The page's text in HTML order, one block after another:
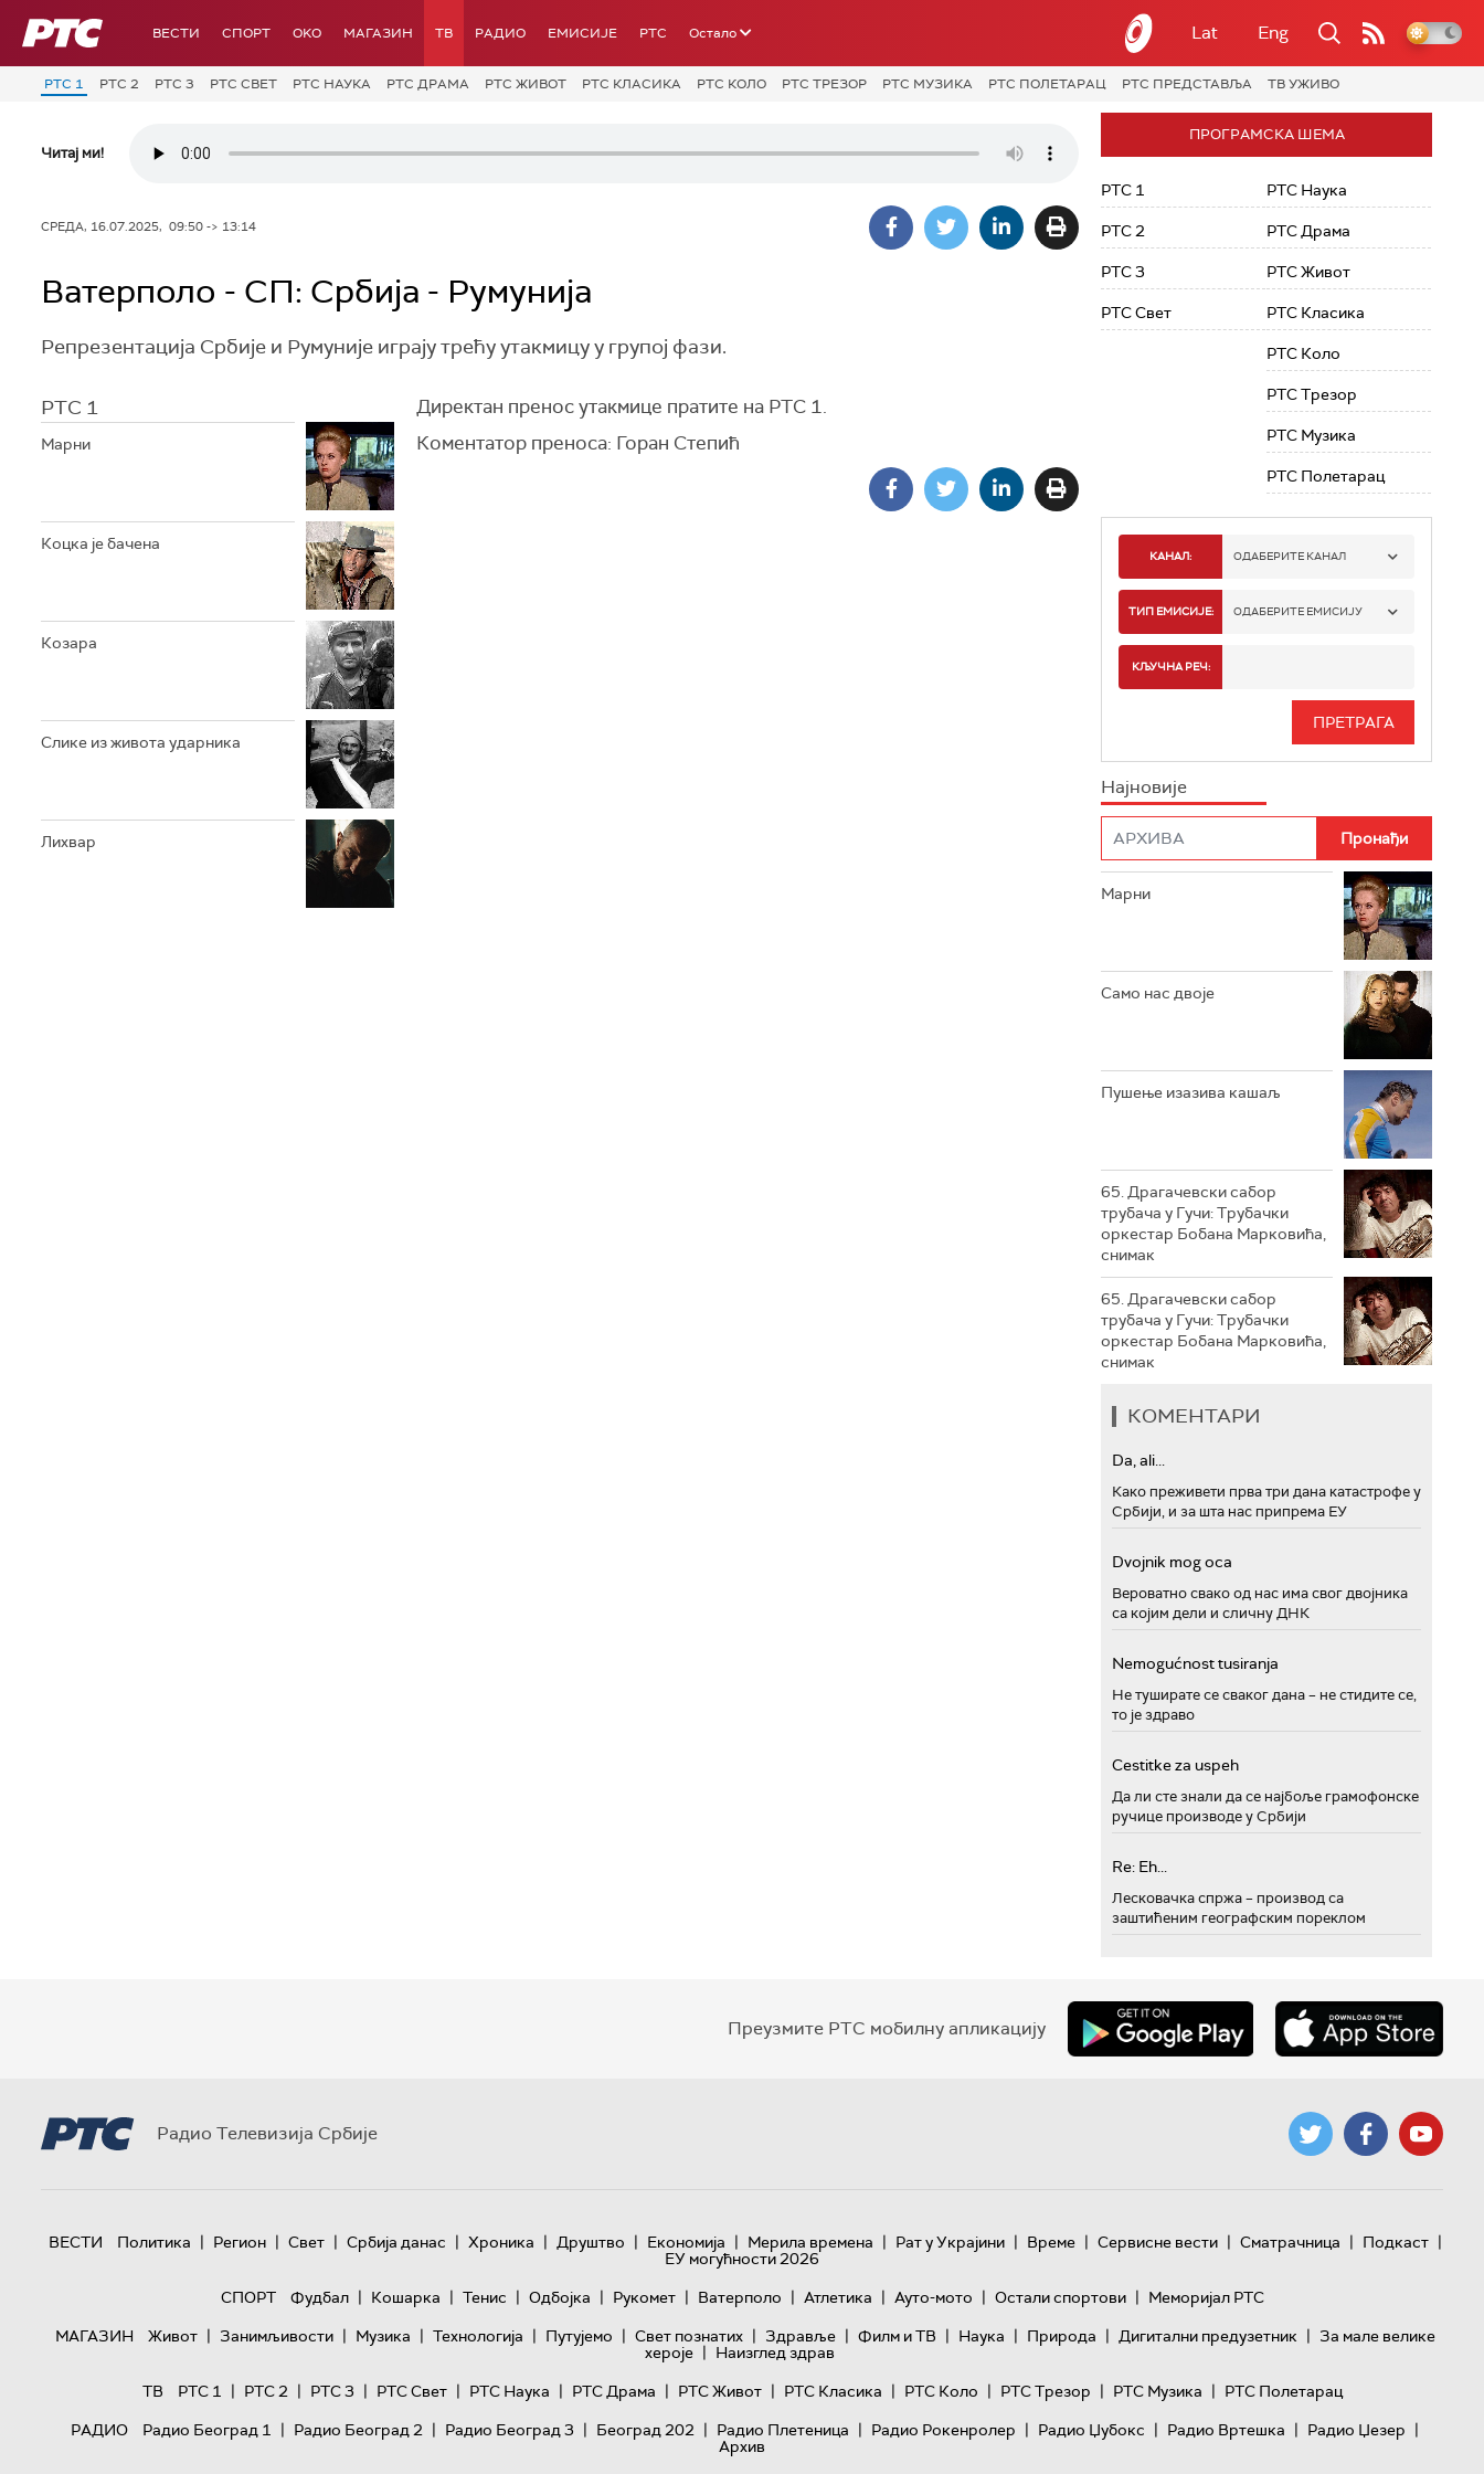
РТС ВЕСТИ СПОРТ OKO МАГАЗИН ТВ РАДИО ЕМИСИЈЕ РТС Остало Lat Eng
РТС 1 РТС 2 РТС 3 РТС СВЕТ РТС НАУКА РТС ДРАМА РТС ЖИВОТ РТС КЛАСИКА РТС КОЛО РТС ТРЕЗОР РТС МУЗИКА РТС ПОЛЕТАРАЦ РТС ПРЕДСТАВЉА ТВ УЖИВО
Читај ми!
СРЕДА, 16.07.2025, 09:50 -> 13:14
Ватерполо - СП: Србија - Румунија
Репрезентација Србије и Румуније играју трећу утакмицу у групој фази.
РТС 1
Марни
Коцка је бачена
Козара
Слике из живота ударника
Лихвар
Директан пренос утакмице пратите на РТС 1.
Коментатор преноса: Горан Степић
ПРОГРАМСКА ШЕМА
РТС 1
РТС 2
РТС 3
РТС Свет
РТС Наука
РТС Драма
РТС Живот
РТС Класика
РТС Коло
РТС Трезор
РТС Музика
РТС Полетарац
КАНАЛ: ОДАБЕРИТЕ КАНАЛ
РТС 1
РТС 3
РТС КЛАСИКА
РТС ТРЕЗОР
РТС ПОЛЕТАРАЦ
ТИП ЕМИСИЈЕ: ОДАБЕРИТЕ ЕМИСИЈУ
КЉУЧНА РЕЧ:
Најновије
Марни
Само нас двоје
Пушење изазива кашаљ
65. Драгачевски сабор
трубача у Гучи: Трубачки
оркестар Бобана Марковића,
снимак
65. Драгачевски сабор
трубача у Гучи: Трубачки
оркестар Бобана Марковића,
снимак
КОМЕНТАРИ
Da, ali...
Како преживети прва три дана катастрофе у
Србији, и за шта нас припрема ЕУ
Dvojnik mog oca
Вероватно свако од нас има свог двојника
са којим дели и сличну ДНК
Nemogućnost tusiranja
Не туширате се сваког дана – не стидите се,
то је здраво
Cestitke za uspeh
Да ли сте знали да се најбоље грамофонске
ручице производе у Србији
Re: Eh...
Лесковачка спржа – производ са
заштићеним географским пореклом
Преузмите РТС мобилну апликацију
Радио Телевизија Србије
ВЕСТИ Политика | Регион | Свет | Србија данас | Хроника | Друштво | Економија | Мерила времена | Рат у Украјини | Време | Сервисне вести | Сматрачница | Подкаст |
ЕУ могућности 2026
СПОРТ
Фудбал | Кошарка | Тенис | Одбојка | Рукомет | Ватерполо | Атлетика | Ауто-мото | Остали спортови | Меморијал РТС
МАГАЗИН
Живот | Занимљивости | Музика | Технологијa | Путујемо | Свет познатих | Здравље | Филм и ТВ | Наука | Природа | Дигитални предузетник | За мале велике
хероје | Наизглед здрав
ТВ
РТС 1 | РТС 2 | РТС 3 | РТС Свет | РТС Наука | РТС Драма | РТС Живот | РТС Класика | РТС Коло | РТС Трезор | РТС Музика | РТС Полетарац
РАДИО
Радио Београд 1 | Радио Београд 2 | Радио Београд 3 | Београд 202 | Радио Плетеница | Радио Рокенролер | Радио Џубокс | Радио Вртешка | Радио Џезер |
Архив